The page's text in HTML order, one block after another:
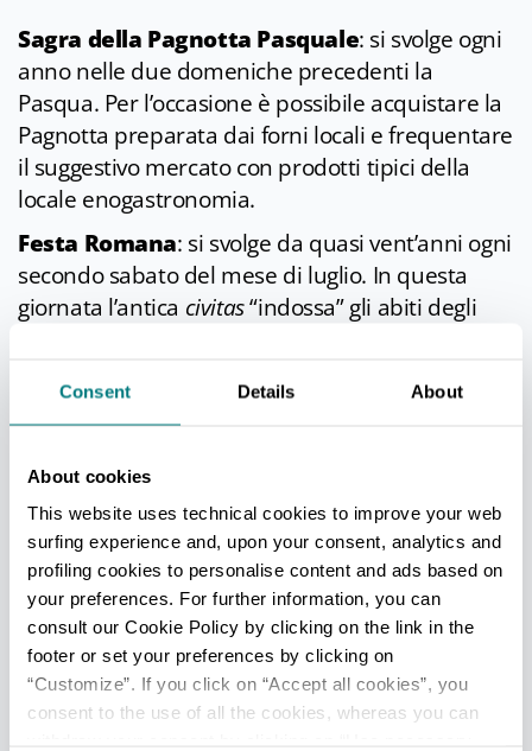
Consent Details About
About cookies
This website uses technical cookies to improve your web
surfing experience and, upon your consent, analytics and
profiling cookies to personalise content and ads based on
your preferences. For further information, you can
consult our Cookie Policy by clicking on the link in the
footer or set your preferences by clicking on
“Customize”. If you click on “Accept all cookies”, you
consent to the use of all the cookies, whereas you can
Sagra della Pagnotta Pasquale: si svolge ogni
anno nelle due domeniche precedenti la
Pasqua. Per l’occasione è possibile acquistare la
Pagnotta preparata dai forni locali e frequentare
il suggestivo mercato con prodotti tipici della
locale enogastronomia.
Festa Romana: si svolge da quasi vent’anni ogni
secondo sabato del mese di luglio. In questa
giornata l’antica civitas“indossa” gli abiti degli
Lungo le strade del centro storico si potrà
gustare la tipica cucina di 2000 anni fa
preparata dai migliori ristoranti del paese,
ascoltare dai maghi le premonizioni degli dei,
recuperare profumi, spezie e colori di un antico
mercato.
Costumi, musiche e danze vi riporteranno
indietro nel tempo e potrete banchettare in
compagnia di Bacco e Venere.
Plautus Festival: il Plautus Festival, la cui